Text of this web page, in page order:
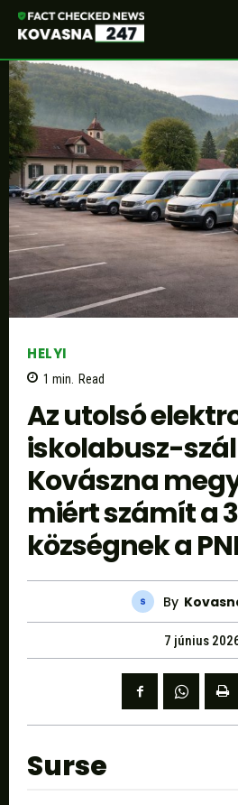
HELYI
1 min. Read
Az utolsó
iskolabusz-
Kovászna
miért számít a
községnek a
By
7 június
Surse